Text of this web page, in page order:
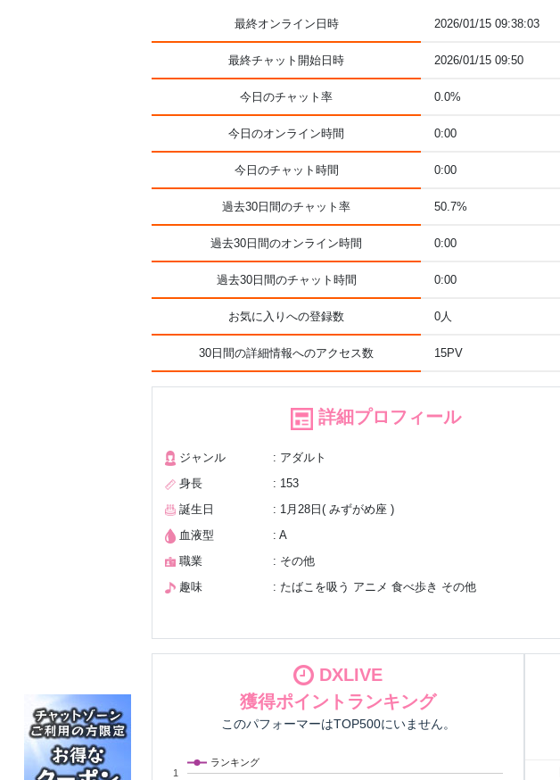
最終オンライン日時 2026/01/15 09:38:03
最終チャット開始日時 2026/01/15 09:50
今日のチャット率 0.0%
今日のオンライン時間 0:00
今日のチャット時間 0:00
過去30日間のチャット率 50.7%
過去30日間のオンライン時間 0:00
過去30日間のチャット時間 0:00
お気に入りへの登録数 0人
30日間の詳細情報へのアクセス数 15PV
詳細プロフィール
ジャンル
: アダルト
身長
: 153
誕生日
: 1月28日( みずがめ座 )
血液型
: A
職業
: その他
趣味
: たばこを吸う アニメ 食べ歩き その他
DXLIVE
獲得ポイントランキング
このパフォーマーはTOP500にいません。
ランキング
1